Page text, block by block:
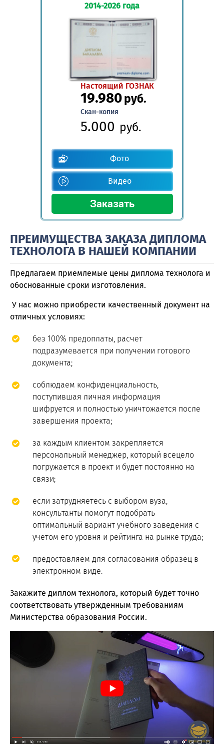
2014-2026 года
Настоящий ГОЗНАК
19.980руб.
Скан-копия
5.000 руб.
Фото
Видео
ПРЕИМУЩЕСТВА ЗАКАЗА ДИПЛОМА
ТЕХНОЛОГА В НАШЕЙ КОМПАНИИ
Предлагаем приемлемые цены диплома технолога и
обоснованные сроки изготовления.
У нас можно приобрести качественный документ на
отличных условиях:
без 100% предоплаты, расчет
подразумевается при получении готового
документа;
соблюдаем конфиденциальность,
поступившая личная информация
шифруется и полностью уничтожается после
завершения проекта;
за каждым клиентом закрепляется
персональный менеджер, который всецело
погружается в проект и будет постоянно на
связи;
если затрудняетесь с выбором вуза,
консультанты помогут подобрать
оптимальный вариант учебного заведения с
учетом его уровня и рейтинга на рынке труда;
предоставляем для согласования образец в
электронном виде.
Закажите диплом технолога, который будет точно
соответствовать утвержденным требованиям
Министерства образования России.